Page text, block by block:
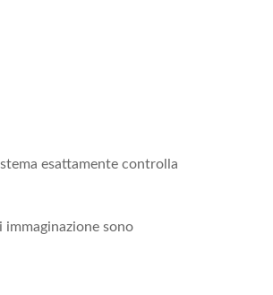
esattamente controlla
sono